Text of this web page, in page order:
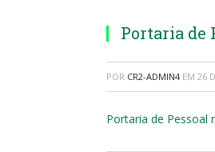
Portaria de
POR CR2-ADMIN4 EM 26
Portaria de Pessoal